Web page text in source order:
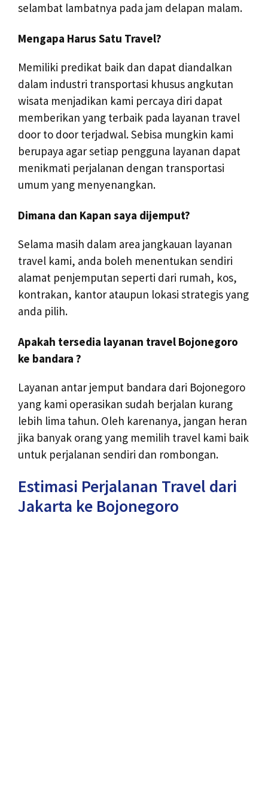
selambat lambatnya pada jam delapan malam.
Mengapa Harus Satu Travel?
Memiliki predikat baik dan dapat diandalkan
dalam industri transportasi khusus angkutan
wisata menjadikan kami percaya diri dapat
memberikan yang terbaik pada layanan travel
door to door terjadwal. Sebisa mungkin kami
berupaya agar setiap pengguna layanan dapat
menikmati perjalanan dengan transportasi
umum yang menyenangkan.
Dimana dan Kapan saya dijemput?
Selama masih dalam area jangkauan layanan
travel kami, anda boleh menentukan sendiri
alamat penjemputan seperti dari rumah, kos,
kontrakan, kantor ataupun lokasi strategis yang
anda pilih.
Apakah tersedia layanan travel Bojonegoro
ke bandara ?
Layanan antar jemput bandara dari Bojonegoro
yang kami operasikan sudah berjalan kurang
lebih lima tahun. Oleh karenanya, jangan heran
jika banyak orang yang memilih travel kami baik
untuk perjalanan sendiri dan rombongan.
Estimasi Perjalanan Travel dari
Jakarta ke Bojonegoro